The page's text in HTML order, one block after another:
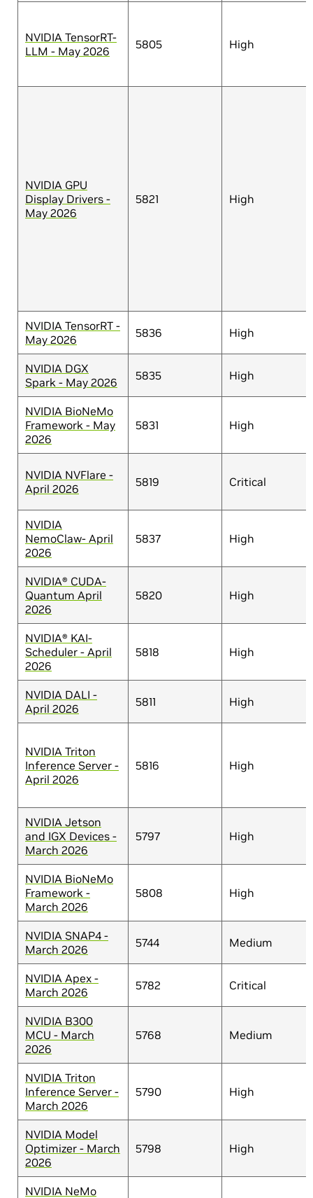
NVIDIA TensorRT-
LLM - May 2026
5805 High
NVIDIA GPU
Display Drivers -
May 2026
5821 High
NVIDIA TensorRT -
May 2026
5836 High
NVIDIA DGX
Spark - May 2026
5835 High
NVIDIA BioNeMo
Framework - May
2026
5831 High
NVIDIA NVFlare -
April 2026
5819 Critical
NVIDIA
NemoClaw- April
2026
5837 High
NVIDIA® CUDA-
Quantum April
2026
5820 High
NVIDIA® KAI-
Scheduler - April
2026
5818 High
NVIDIA DALI -
April 2026
5811 High
NVIDIA Triton
Inference Server -
April 2026
5816 High
NVIDIA Jetson
and IGX Devices -
March 2026
5797 High
NVIDIA BioNeMo
Framework -
March 2026
5808 High
NVIDIA SNAP4 -
March 2026
5744 Medium
NVIDIA Apex -
March 2026
5782 Critical
NVIDIA B300
MCU - March
2026
5768 Medium
NVIDIA Triton
Inference Server -
March 2026
5790 High
NVIDIA Model
Optimizer - March
2026
5798 High
NVIDIA NeMo